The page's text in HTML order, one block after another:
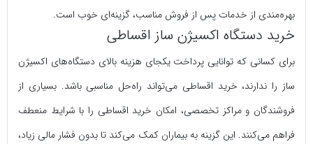
بهره‌مندی از خدمات پس از فروش مناسب، گزینه‌ای خوب است.
خرید دستگاه اکسیژن ساز اقساطی
برای کسانی که توانایی پرداخت یکجای هزینه بالای دستگاه‌های اکسیژن
ساز را ندارند، خرید اقساطی می‌تواند راه‌حل مناسبی باشد. بسیاری از
فروشندگان و مراکز تخصصی، امکان خرید اقساطی را با شرایط منعطف
فراهم می‌کنند. این گزینه به بیماران کمک می‌کند تا بدون فشار مالی زیاد،